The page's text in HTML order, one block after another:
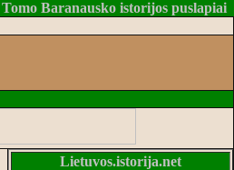
Tomo Baranausko istorijos puslapiai
Lietuvos.istorija.net